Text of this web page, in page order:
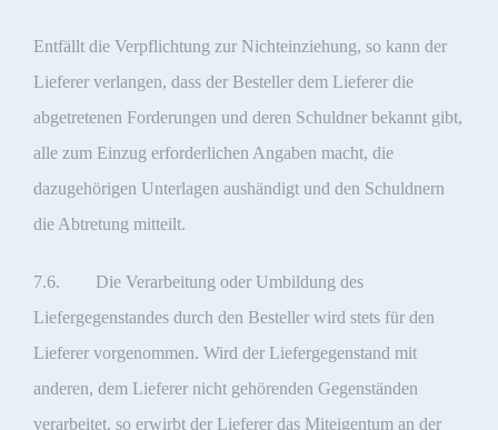
Entfällt die Verpflichtung zur Nichteinziehung, so kann der
Lieferer verlangen, dass der Besteller dem Lieferer die
abgetretenen Forderungen und deren Schuldner bekannt gibt,
alle zum Einzug erforderlichen Angaben macht, die
dazugehörigen Unterlagen aushändigt und den Schuldnern
die Abtretung mitteilt.
7.6. Die Verarbeitung oder Umbildung des
Liefergegenstandes durch den Besteller wird stets für den
Lieferer vorgenommen. Wird der Liefergegenstand mit
anderen, dem Lieferer nicht gehörenden Gegenständen
verarbeitet, so erwirbt der Lieferer das Miteigentum an der